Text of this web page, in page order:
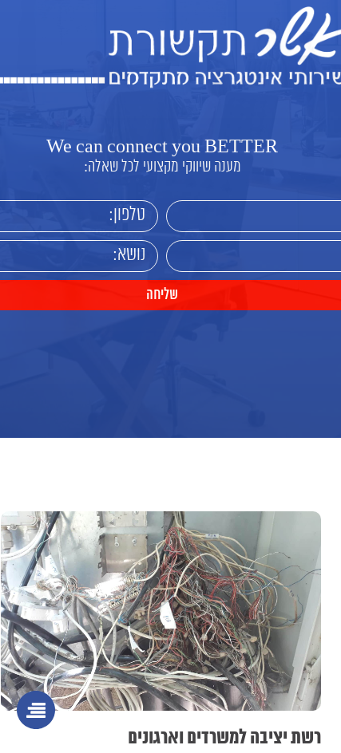
We can connect you BETTER
מענה שיווקי מקצועי לכל שאלה:
שילוב טכנולוגיות מתקדמות